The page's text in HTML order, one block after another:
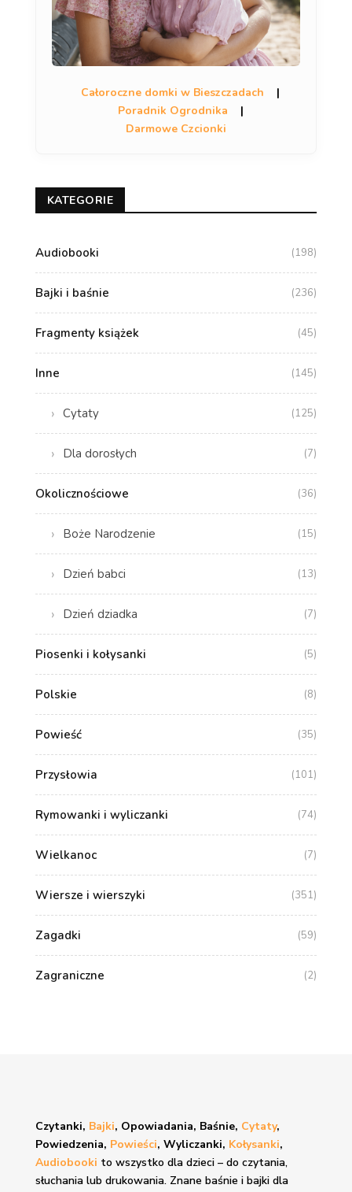
Całoroczne domki w Bieszczadach
|
Poradnik Ogrodnika
|
Darmowe Czcionki
KATEGORIE
Audiobooki (198)
Bajki i baśnie (236)
Fragmenty książek (45)
Inne (145)
Cytaty (125)
Dla dorosłych (7)
Okolicznościowe (36)
Boże Narodzenie (15)
Dzień babci (13)
Dzień dziadka (7)
Piosenki i kołysanki (5)
Polskie (8)
Powieść (35)
Przysłowia (101)
Rymowanki i wyliczanki (74)
Wielkanoc (7)
Wiersze i wierszyki (351)
Zagadki (59)
Zagraniczne (2)
Czytanki, Bajki, Opowiadania, Baśnie, Cytaty,
Powiedzenia, Powieści, Wyliczanki, Kołysanki,
Audiobooki to wszystko dla dzieci – do czytania,
słuchania lub drukowania. Znane baśnie i bajkidla